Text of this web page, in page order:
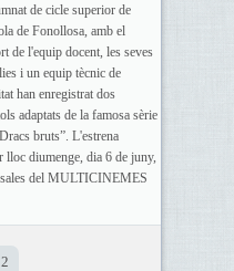
de cicle superior de
de Fonollosa, amb el
de l'equip docent, les seves
i un equip tècnic de
han enregistrat dos
adaptats de la famosa sèrie
bruts”. L'estrena
lloc diumenge, dia 6 de juny,
del MULTICINEMES
2